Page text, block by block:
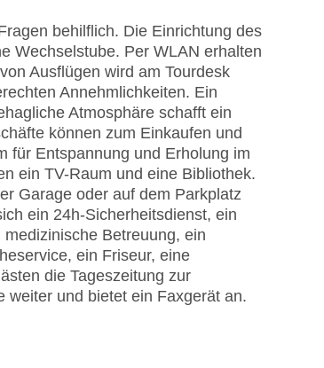
behilflich. Die Einrichtung des
Wechselstube. Per WLAN erhalten
Ausflügen wird am Tourdesk
Annehmlichkeiten. Ein
Atmosphäre schafft ein
können zum Einkaufen und
für Entspannung und Erholung im
ein TV-Raum und eine Bibliothek.
Garage oder auf dem Parkplatz
ein 24h-Sicherheitsdienst, ein
Betreuung, ein
ein Friseur, eine
die Tageszeitung zur
weiter und bietet ein Faxgerät an.